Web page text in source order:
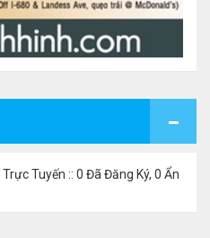
Tuyến :: 0 Đã Đăng Ký, 0 Ẩn